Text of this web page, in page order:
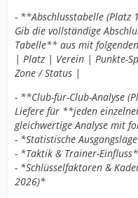
- **Abschlusstabelle (Platz
Gib die vollständige
Tabelle** aus mit
| Platz | Verein | Punkte-
Zone / Status |
- **Club-für-Club-Analyse
Liefere für **jeden
gleichwertige Analyse mit
- *Statistische
- *Taktik & Trainer-Einfluss*
- *Schlüsselfaktoren &
2026)*